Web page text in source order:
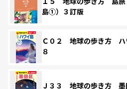
島①）３訂版
Ｃ０２ 地球の歩き方 ハ
８
Ｊ３３ 地球の歩き方 墨